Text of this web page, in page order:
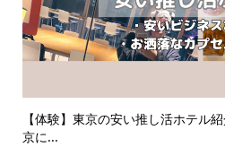
【体験】東京の安い推し活ホテル
京に...